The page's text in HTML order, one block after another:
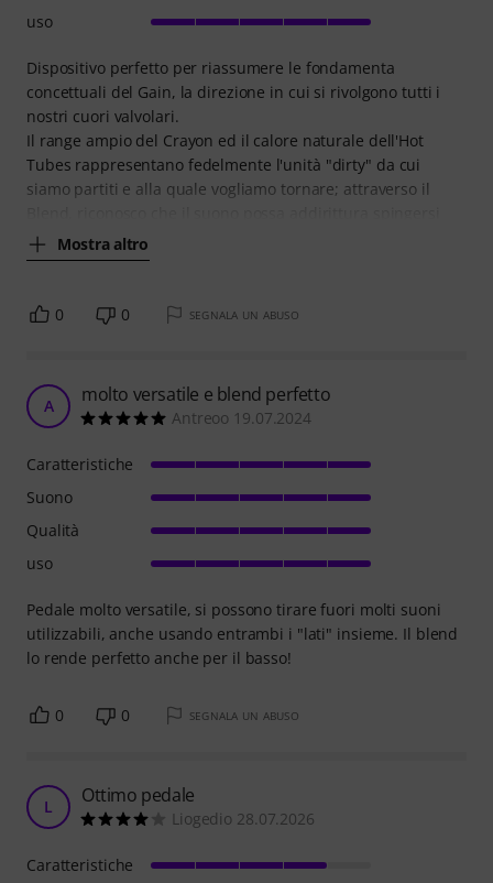
Dispositivo perfetto per riassumere le fondamenta
concettuali del Gain, la direzione in cui si rivolgono tutti i
nostri cuori valvolari.
Il range ampio del Crayon ed il calore naturale dell'Hot
Tubes rappresentano fedelmente l'unità "dirty" da cui
siamo partiti e alla quale vogliamo tornare; attraverso il
Mostra altro
uso
0 0 SEGNALA UN ABUSO
A molto versatile e blend perfetto
Antreoo 19.07.2024
Pedale molto versatile, si possono tirare fuori molti suoni
utilizzabili, anche usando entrambi i "lati" insieme. Il blend
lo rende perfetto anche per il basso!
Caratteristiche
Suono
Qualità
uso
0 0 SEGNALA UN ABUSO
L Ottimo pedale
Liogedio 28.07.2026
Caratteristiche